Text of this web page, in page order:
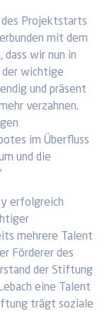
Projektstarts
mit dem
wir nun in
der wichtige
und präsent
verzahnen.
im Überfluss
und die
erfolgreich
mehrere Talent
Förderer des
der Stiftung
eine Talent
trägt soziale